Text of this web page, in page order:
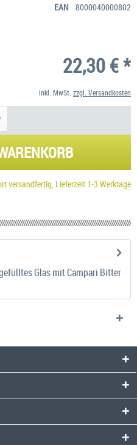
EAN
8000040000802
22,30 € *
inkl. MwSt. zzgl. Versandkosten
versandfertig, Lieferzeit 1-3 Werktage
Glas mit Campari Bitter